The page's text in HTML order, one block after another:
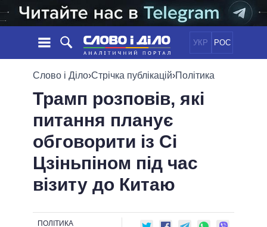
УКР РОС
НОВИНИ
СТРІЧКА
ПОДІЇ
СТАТТІ
ДУМКИ
ОГЛЯДИ
ДАЙДЖЕСТИ
ПОЛІТИКА
ЕКОНОМІКА
СУСПІЛЬСТВО
СВІТ
ОБIЦЯНКИ
ПОЛIТИКИ
УСІ ПОЛІТИКИ
ПРЕЗИДЕНТ І ОФІС
ВЕРХОВНА РАДА
ГОЛОВИ ОБЛАДМІНІСТРАЦІЙ
ІНФОГРАФІКА
ВІДЕО
Слово і Діло›Стрічка публікацій›Політика
Трамп розповів, які
питання планує
обговорити із Сі
Цзіньпіном під час
візиту до Китаю
ПОЛІТИКА